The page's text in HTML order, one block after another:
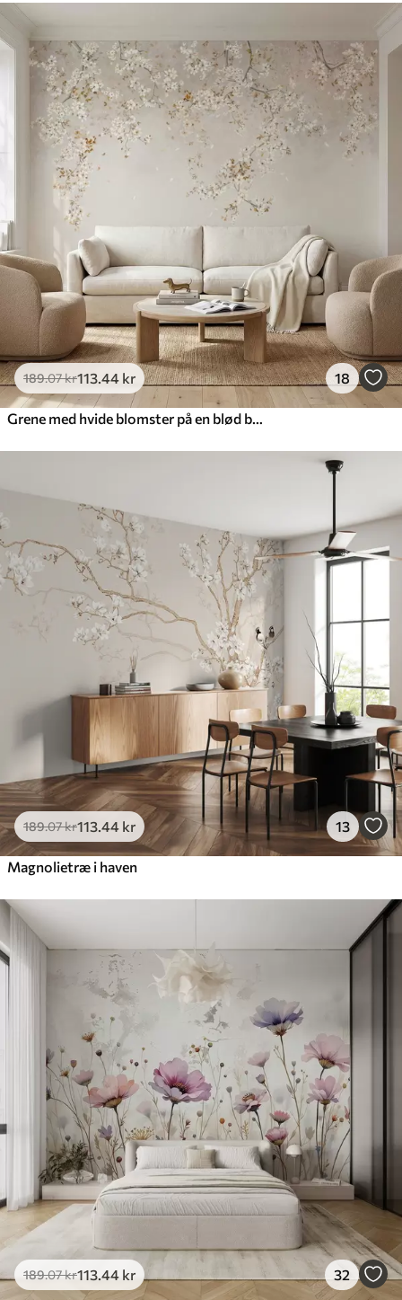
189.07kr113 .44 kr 18
189.07kr113 .44 kr 13
Magnolietræ i haven
189.07kr113 .44 kr 32